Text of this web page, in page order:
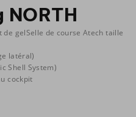
gelSelle de course Atech taille
latéral)
Shell System)
cockpit